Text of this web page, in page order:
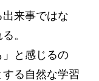
来事ではな
。
」と感じるの
る自然な学習